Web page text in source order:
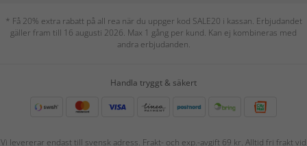
* Få 20% extra rabatt på all rea när du uppger kod SALE20 i kassan. Erbjudandet
gäller fram till 16 augusti 2026. Max 1 gång per kund. Kan ej kombineras med
andra erbjudanden.
Handla tryggt & säkert
Vi levererar endast till svensk adress. Frakt- och exp.-avgift 69 kr. Alltid fri frakt vid